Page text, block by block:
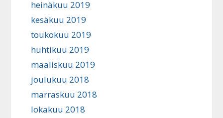
heinäkuu 2019
kesäkuu 2019
toukokuu 2019
huhtikuu 2019
maaliskuu 2019
joulukuu 2018
marraskuu 2018
lokakuu 2018